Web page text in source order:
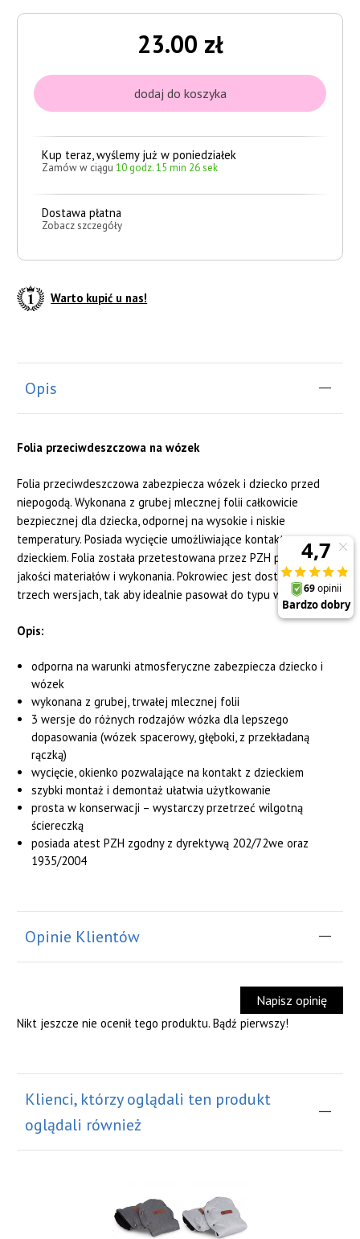
Warto kupić u nas!
23.00 zł
Kup teraz, wyślemy już w poniedziałek
Zamów w ciągu10 godz. 15 min 25 sek
Dostawa płatna
Zobacz szczegóły
Opis
Folia przeciwdeszczowa na wózek
Folia przeciwdeszczowa zabezpiecza wózek i dziecko przed
niepogodą. Wykonana z grubej mlecznej folii całkowicie
bezpiecznej dla dziecka, odpornej na wysokie i niskie
temperatury. Posiada wycięcie umożliwiające kontakt z
dzieckiem. Folia została przetestowana przez PZH pod kątem
jakości materiałów i wykonania. Pokrowiec jest dostępny w
trzech wersjach, tak aby idealnie pasował do typu wózka.
Opis:
odporna na warunki atmosferyczne zabezpiecza dziecko i
wózek
wykonana z grubej, trwałej mlecznej folii
3 wersje do różnych rodzajów wózka dla lepszego
dopasowania (wózek spacerowy, głęboki, z przekładaną
rączką)
wycięcie, okienko pozwalające na kontakt z dzieckiem
szybki montaż i demontaż ułatwia użytkowanie
prosta w konserwacji – wystarczy przetrzeć wilgotną
ściereczką
posiada atest PZH zgodny z dyrektywą 202/72we oraz
1935/2004
Opinie Klientów
Napisz opinię
Nikt jeszcze nie ocenił tego produktu. Bądź pierwszy!
Klienci, którzy oglądali ten produkt
oglądali również